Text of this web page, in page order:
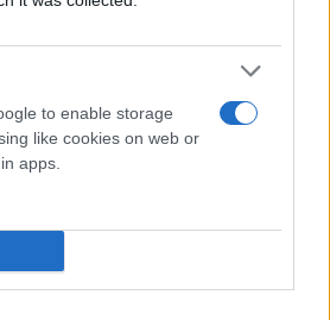
to enable storage
like cookies on web or
apps.
Το νερό κρίνεται